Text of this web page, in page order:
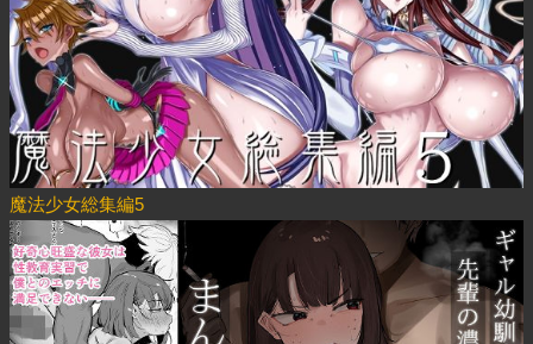
魔法少女総集編5